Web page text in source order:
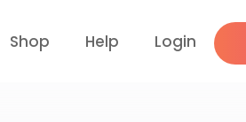
Shop Help Login